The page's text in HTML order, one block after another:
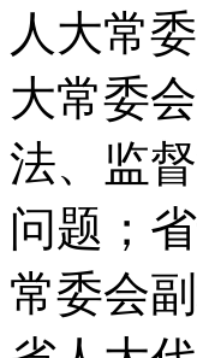
人大常
大常委
法、监
问题；
常委会